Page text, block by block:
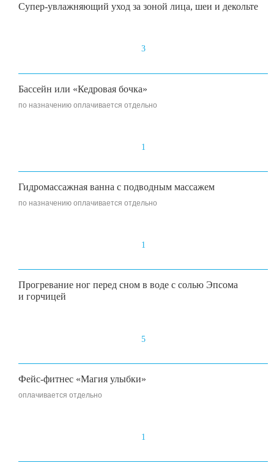
Супер-увлажняющий уход за зоной лица, шеи и декольте
3
Бассейн или «Кедровая бочка»
по назначению оплачивается отдельно
1
Гидромассажная ванна с подводным массажем
по назначению оплачивается отдельно
1
Прогревание ног перед сном в воде с солью Эпсома
и горчицей
5
Фейс-фитнес «Магия улыбки»
оплачивается отдельно
1